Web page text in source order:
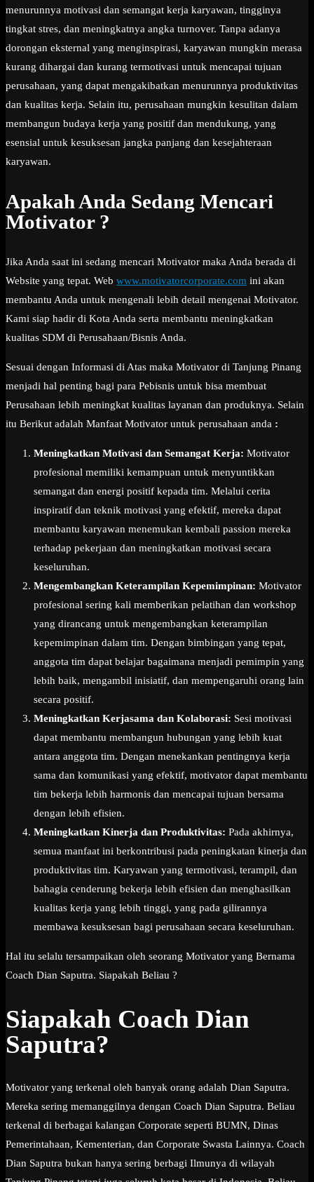
menurunnya motivasi dan semangat kerja karyawan, tingginya
tingkat stres, dan meningkatnya angka turnover. Tanpa adanya
dorongan eksternal yang menginspirasi, karyawan mungkin merasa
kurang dihargai dan kurang termotivasi untuk mencapai tujuan
perusahaan, yang dapat mengakibatkan menurunnya produktivitas
dan kualitas kerja. Selain itu, perusahaan mungkin kesulitan dalam
membangun budaya kerja yang positif dan mendukung, yang
esensial untuk kesuksesan jangka panjang dan kesejahteraan
karyawan.
Apakah Anda Sedang Mencari
Motivator ?
Jika Anda saat ini sedang mencari Motivator maka Anda berada di
Website yang tepat. Web www.motivatorcorporate.com ini akan
membantu Anda untuk mengenali lebih detail mengenai Motivator.
Kami siap hadir di Kota Anda serta membantu meningkatkan
kualitas SDM di Perusahaan/Bisnis Anda.
Sesuai dengan Informasi di Atas maka Motivator di Tanjung Pinang
menjadi hal penting bagi para Pebisnis untuk bisa membuat
Perusahaan lebih meningkat kualitas layanan dan produknya. Selain
itu Berikut adalah Manfaat Motivator untuk perusahaan anda :
Meningkatkan Motivasi dan Semangat Kerja: Motivator
profesional memiliki kemampuan untuk menyuntikkan
semangat dan energi positif kepada tim. Melalui cerita
inspiratif dan teknik motivasi yang efektif, mereka dapat
membantu karyawan menemukan kembali passion mereka
terhadap pekerjaan dan meningkatkan motivasi secara
keseluruhan.
Mengembangkan Keterampilan Kepemimpinan: Motivator
profesional sering kali memberikan pelatihan dan workshop
yang dirancang untuk mengembangkan keterampilan
kepemimpinan dalam tim. Dengan bimbingan yang tepat,
anggota tim dapat belajar bagaimana menjadi pemimpin yang
lebih baik, mengambil inisiatif, dan mempengaruhi orang lain
secara positif.
Meningkatkan Kerjasama dan Kolaborasi: Sesi motivasi
dapat membantu membangun hubungan yang lebih kuat
antara anggota tim. Dengan menekankan pentingnya kerja
sama dan komunikasi yang efektif, motivator dapat membantu
tim bekerja lebih harmonis dan mencapai tujuan bersama
dengan lebih efisien.
Meningkatkan Kinerja dan Produktivitas: Pada akhirnya,
semua manfaat ini berkontribusi pada peningkatan kinerja dan
produktivitas tim. Karyawan yang termotivasi, terampil, dan
bahagia cenderung bekerja lebih efisien dan menghasilkan
kualitas kerja yang lebih tinggi, yang pada gilirannya
membawa kesuksesan bagi perusahaan secara keseluruhan.
Hal itu selalu tersampaikan oleh seorang Motivator yang Bernama
Coach Dian Saputra. Siapakah Beliau ?
Siapakah Coach Dian
Saputra?
Motivator yang terkenal oleh banyak orang adalah Dian Saputra.
Mereka sering memanggilnya dengan Coach Dian Saputra. Beliau
terkenal di berbagai kalangan Corporate seperti BUMN, Dinas
Pemerintahaan, Kementerian, dan Corporate Swasta Lainnya. Coach
Dian Saputra bukan hanya sering berbagi Ilmunya di wilayah